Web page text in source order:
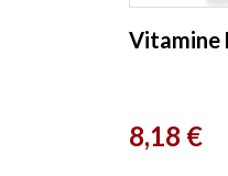
Vitamine
Prix
8,18 €